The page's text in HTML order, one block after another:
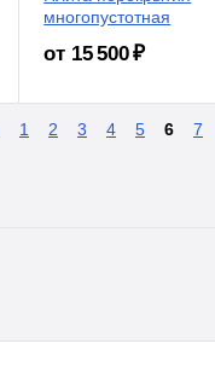
многопустотная
от 15 500 ₽
1 2 3 4 5 6 7